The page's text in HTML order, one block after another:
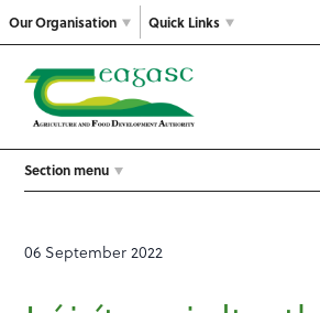
Our Organisation Quick Links
Section menu
06 September 2022